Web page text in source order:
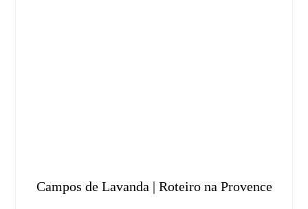
Campos de Lavanda | Roteiro na Provence